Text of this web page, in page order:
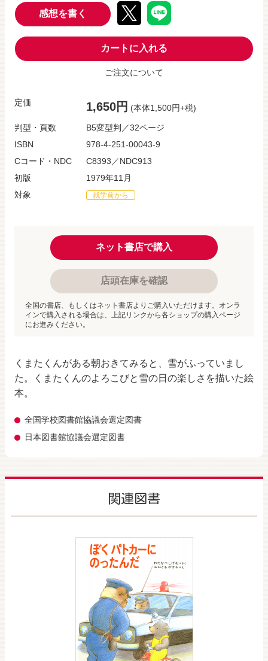
くまたくんがある朝おきてみると、雪がふっていまし
た。くまたくんのよろこびと雪の日の楽しさを描いた絵
本。
全国学校図書館協議会選定図書
日本図書館協議会選定図書
感想を書く
カートに入れる
ご注文について
定価 1,650円 (本体1,500円+税)
判型・頁数
B5変型判／32ページ
ISBN
978-4-251-00043-9
Cコード・NDC
C8393／NDC913
初版
1979年11月
対象
就学前から
ネット書店で購入
店頭在庫を確認
全国の書店、もしくはネット書店よりご購入いただけます。オンラ
インで購入される場合は、上記リンクから各ショップの購入ページ
にお進みください。
関連図書